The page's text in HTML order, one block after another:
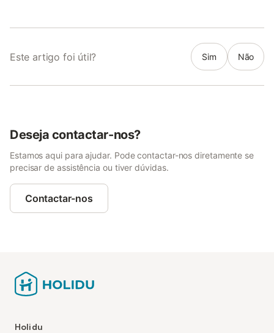
Este artigo foi útil? Sim Não
Deseja contactar-nos?
Estamos aqui para ajudar. Pode contactar-nos diretamente se
precisar de assistência ou tiver dúvidas.
Contactar-nos
Holidu